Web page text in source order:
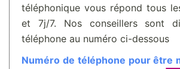
téléphonique vous répond tous
et 7j/7. Nos conseillers sont
téléphone au numéro ci-dessous
Numéro de téléphone pour être